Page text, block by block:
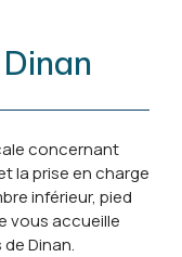
concernant
la prise en charge
inférieur, pied
vous accueille
Dinan.